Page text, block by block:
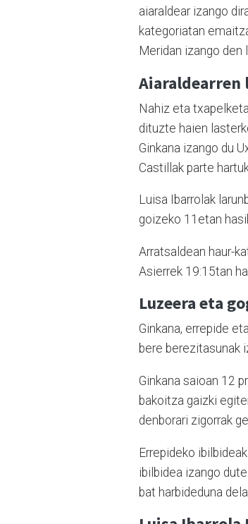
aiaraldear izango
kategoriatan
Meridan izango
Aiaraldearren
Nahiz eta
dituzte haien
Ginkana izango du
Castillak parte
Luisa Ibarrolak
goizeko 11etan
Arratsaldean haur-
Asierrek 19:15tan
Luzeera eta
Ginkana, errepide
bere berezitasunak
Ginkana saioan 12
bakoitza gaizki
denborari zigorrak
Errepideko
ibilbidea izango
bat harbideduna